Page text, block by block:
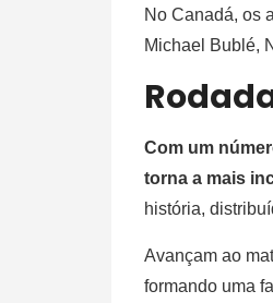
No Canadá, os
Michael Bublé,
Com um
torna a mais
história,
Avançam ao
formando uma